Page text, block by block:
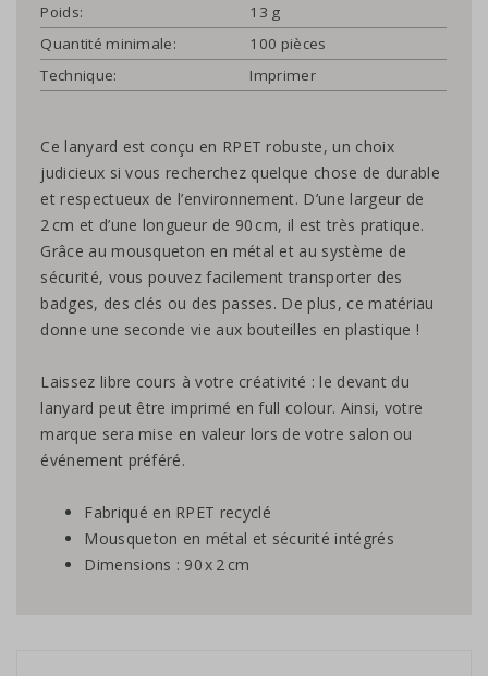
Poids:
13 g
Quantité minimale:
100 pièces
Technique:
Imprimer
Ce lanyard est conçu en RPET robuste, un choix
judicieux si vous recherchez quelque chose de durable
et respectueux de l’environnement. D’une largeur de
2 cm et d’une longueur de 90 cm, il est très pratique.
Grâce au mousqueton en métal et au système de
sécurité, vous pouvez facilement transporter des
badges, des clés ou des passes. De plus, ce matériau
donne une seconde vie aux bouteilles en plastique !
Laissez libre cours à votre créativité : le devant du
lanyard peut être imprimé en full colour. Ainsi, votre
marque sera mise en valeur lors de votre salon ou
événement préféré.
Fabriqué en RPET recyclé
Mousqueton en métal et sécurité intégrés
Dimensions : 90 x 2 cm